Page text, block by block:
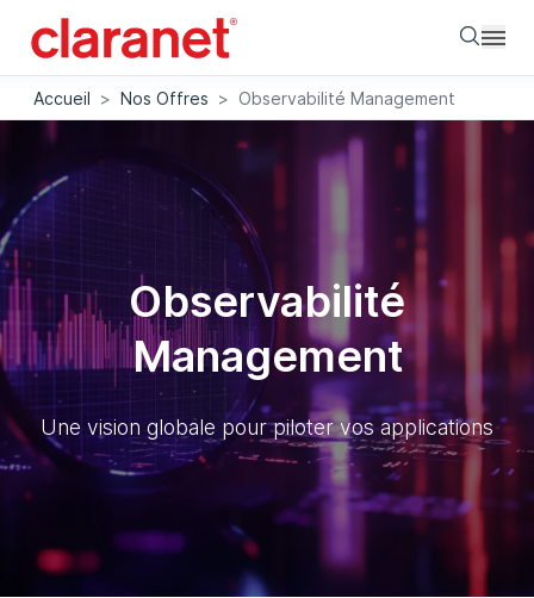
Accueil > Nos Offres > Observabilité Management
Observabilité
Management
Une vision globale pour piloter vos applications